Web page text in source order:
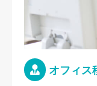
オフィス